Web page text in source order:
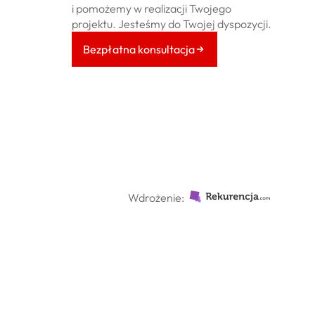
i pomożemy w realizacji Twojego
projektu. Jesteśmy do Twojej dyspozycji.
Bezpłatna konsultacja
Wdrożenie: